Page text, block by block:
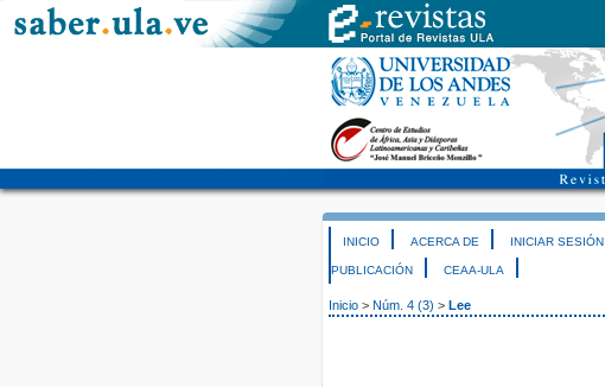
INICIO ACERCA DE INICIAR SESIÓN
PUBLICACIÓN CEAA-ULA
Inicio > Núm. 4 (3) > Lee